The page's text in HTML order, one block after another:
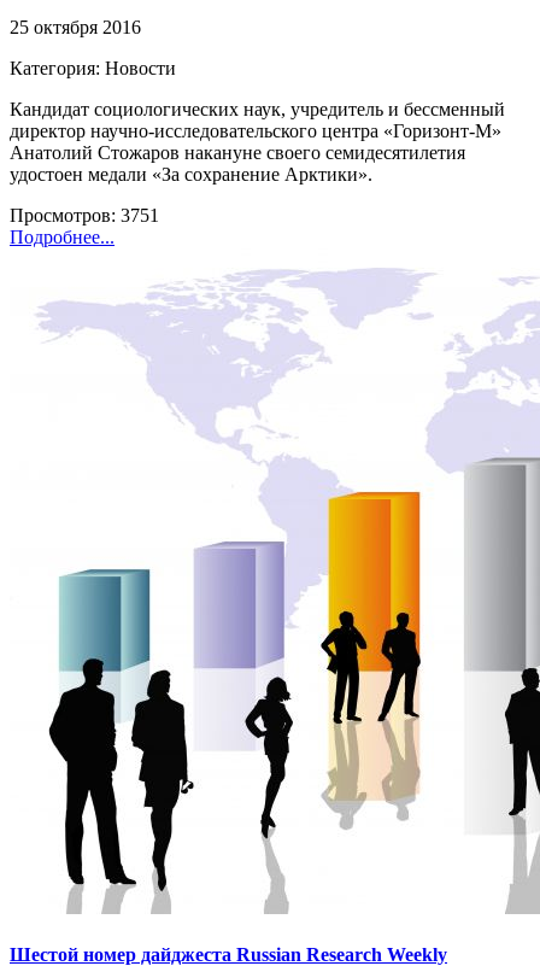
25 октября 2016
Категория: Новости
Кандидат социологических наук, учредитель и бессменный
директор научно-исследовательского центра «Горизонт-М»
Анатолий Стожаров накануне своего семидесятилетия
удостоен медали «За сохранение Арктики».
Просмотров: 3751
Подробнее...
Шестой номер дайджеста Russian Research Weekly